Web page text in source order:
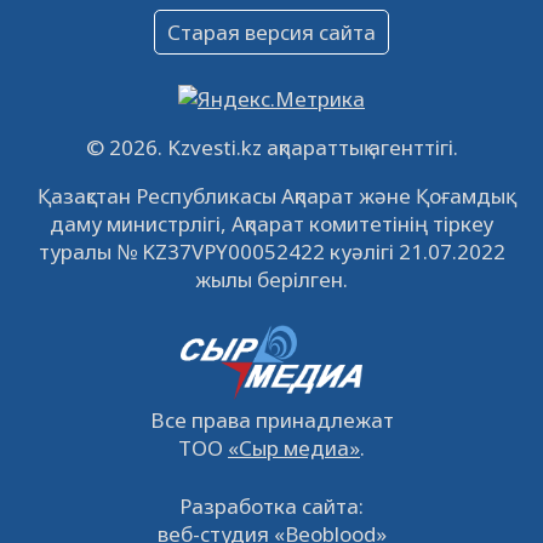
Объявление
09.12.2022
Свободные рабочие места
встречу с инвесторами в Кызылорде 22
ноября
21.11.2022 14953 0
© 2026. Kzvesti.kz ақпараттық агенттігі.
Қазақстан Республикасы Ақпарат және Қоғамдық
даму министрлігі, Ақпарат комитетінің тіркеу
туралы № KZ37VPY00052422 куәлігі 21.07.2022
жылы берілген.
Все права принадлежат
ТОО «Сыр медиа».
Старая версия сайта
Разработка сайта:
веб-студия «Beoblood»